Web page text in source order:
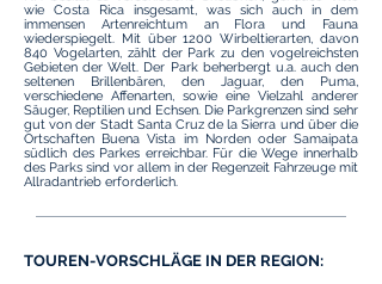
wie Costa Rica insgesamt, was sich auch in dem
immensen Artenreichtum an Flora und Fauna
wiederspiegelt. Mit über 1200 Wirbeltierarten, davon
840 Vogelarten, zählt der Park zu den vogelreichsten
Gebieten der Welt. Der Park beherbergt u.a. auch den
seltenen Brillenbären, den Jaguar, den Puma,
verschiedene Affenarten, sowie eine Vielzahl anderer
Säuger, Reptilien und Echsen. Die Parkgrenzen sind sehr
gut von der Stadt Santa Cruz de la Sierra und über die
Ortschaften Buena Vista im Norden oder Samaipata
südlich des Parkes erreichbar. Für die Wege innerhalb
des Parks sind vor allem in der Regenzeit Fahrzeuge mit
Allradantrieb erforderlich.
TOUREN-VORSCHLÄGE IN DER REGION: